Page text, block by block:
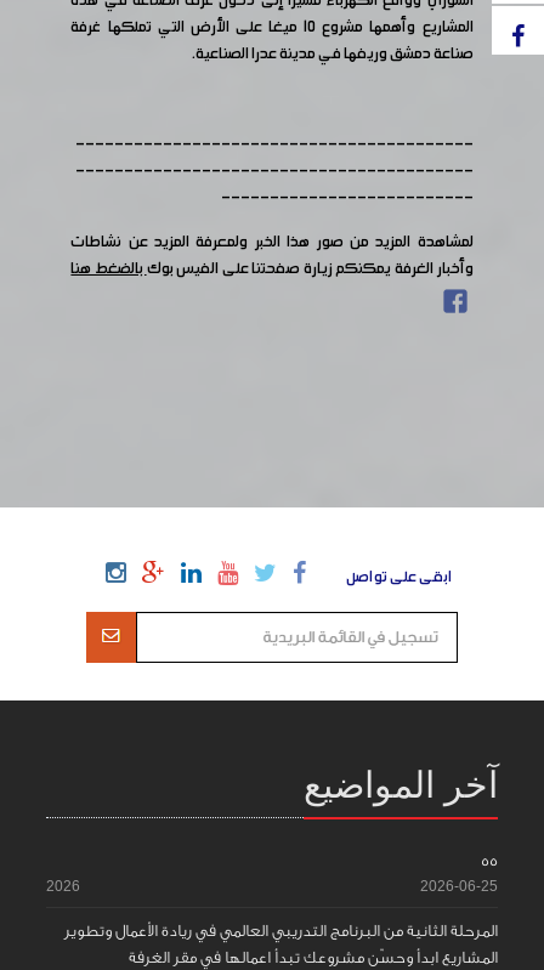
المشاريع وأهمها مشروع 10 ميغا على الأرض التي تملكها غرفة
صناعة دمشق وريفها في مدينة عدرا الصناعية.
-----------------------------------------
-----------------------------------------
--------------------------
لمشاهدة المزيد من صور هذا الخبر ولمعرفة المزيد عن نشاطات
وأخبار الغرفة يمكنكم زيارة صفحتنا على الفيس بوكبالضغط هنا
ابقى على تواصل
آخر المواضيع
55
2026-06-25
2026
المرحلة الثانية من البرنامج التدريبي العالمي في ريادة الأعمال وتطوير
المشاريع ابدأ وحسّن مشروعك تبدأ اعمالها في مقر الغرفة